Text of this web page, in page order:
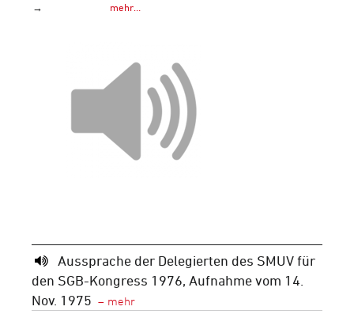
→
mehr…
Aussprache der Delegierten des SMUV für
den SGB-Kongress 1976, Aufnahme vom 14.
Nov. 1975